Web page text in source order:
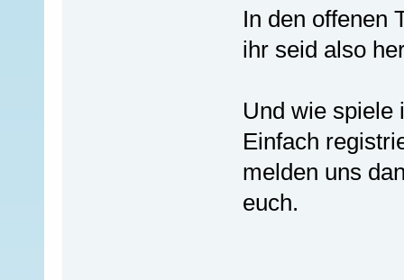
In den offenen
ihr seid also
Und wie spiele
Einfach
melden uns
euch.